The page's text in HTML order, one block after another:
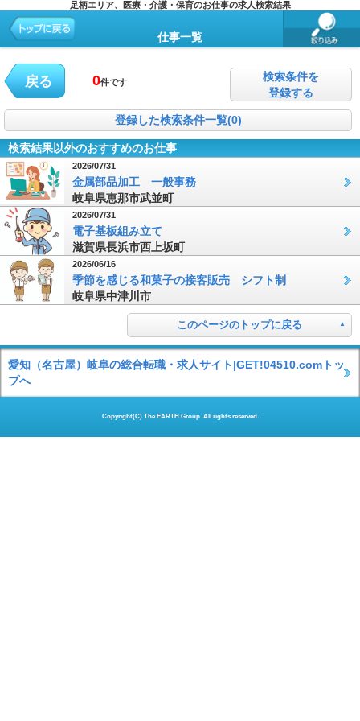
足柄エリア、医療・介護・保育のお仕事の求人検索結果
仕事一覧
戻る 0件です
検索条件を
登録する
登録した検索条件一覧(0)
検索結果以外のおすすめのお仕事
2026/07/31
金属部品加工 一般事務
岐阜県恵那市武並町
2026/07/31
電子基板組み立て
滋賀県長浜市西上坂町
2026/06/16
季節を感じる和菓子の接客販売 シフト制
岐阜県中津川市
このページのトップに戻る
愛知（名古屋）岐阜の総合転職・求人サイト|GET!04510.comトッ
プへ
Copyright(C) The EARTH Group. All rights reserved.